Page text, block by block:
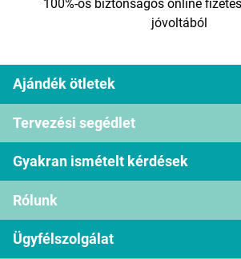
100%-os biztonságos online
jóvoltából
Ajándék ötletek
Tervezési segédlet
Gyakran ismételt kérdések
Rólunk
Ügyfélszolgálat